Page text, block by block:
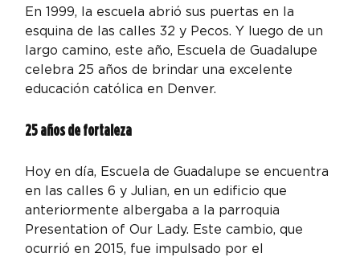
En 1999, la escuela abrió sus puertas en la
esquina de las calles 32 y Pecos. Y luego de un
largo camino, este año, Escuela de Guadalupe
celebra 25 años de brindar una excelente
educación católica en Denver.
25 años de fortaleza
Hoy en día, Escuela de Guadalupe se encuentra
en las calles 6 y Julian, en un edificio que
anteriormente albergaba a la parroquia
Presentation of Our Lady. Este cambio, que
ocurrió en 2015, fue impulsado por el